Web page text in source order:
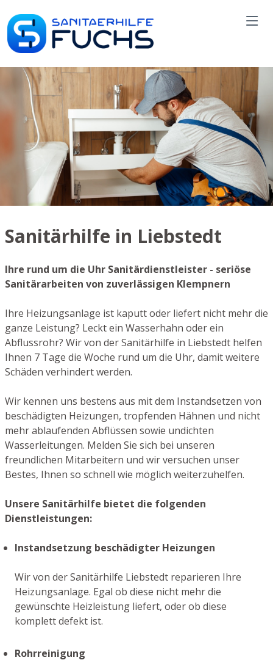
Sanitärhilfe in Liebstedt
Ihre rund um die Uhr Sanitärdienstleister - seriöse
Sanitärarbeiten von zuverlässigen Klempnern
Ihre Heizungsanlage ist kaputt oder liefert nicht mehr die
ganze Leistung? Leckt ein Wasserhahn oder ein
Abflussrohr? Wir von der Sanitärhilfe in Liebstedt helfen
Ihnen 7 Tage die Woche rund um die Uhr, damit weitere
Schäden verhindert werden.
Wir kennen uns bestens aus mit dem Instandsetzen von
beschädigten Heizungen, tropfenden Hähnen und nicht
mehr ablaufenden Abflüssen sowie undichten
Wasserleitungen. Melden Sie sich bei unseren
freundlichen Mitarbeitern und wir versuchen unser
Bestes, Ihnen so schnell wie möglich weiterzuhelfen.
Unsere Sanitärhilfe bietet die folgenden
Dienstleistungen:
Instandsetzung beschädigter Heizungen
Wir von der Sanitärhilfe Liebstedt reparieren Ihre
Heizungsanlage. Egal ob diese nicht mehr die
gewünschte Heizleistung liefert, oder ob diese
komplett defekt ist.
Rohrreinigung